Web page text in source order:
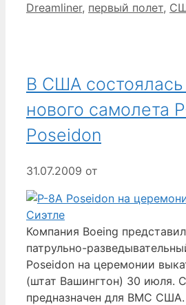
Dreamliner, первый полет,
В США состоялась
нового самолета
Poseidon
31.07.2009 от
Компания Boeing
патрульно-
Poseidon на церемонии
(штат Вашингтон) 30 июля.
предназначен для ВМС США.